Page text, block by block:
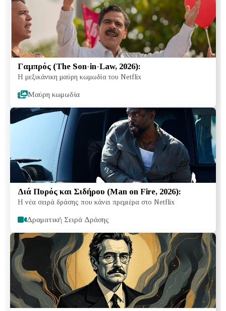
Γαμπρός (The Son-in-Law, 2026):
Η μεξικάνικη μαύρη κωμωδία του Netflix
Μαύρη κωμωδία
Διά Πυρός και Σιδήρου (Man on Fire, 2026):
Η νέα σειρά δράσης που κάνει πρεμιέρα στο Netflix
Δραματική Σειρά Δράσης